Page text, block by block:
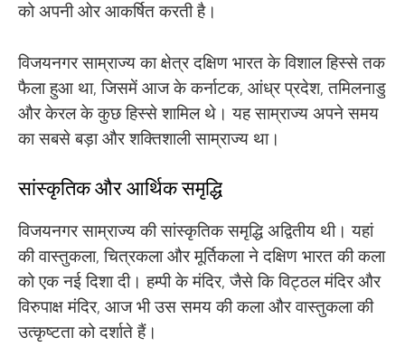
को अपनी ओर आकर्षित करती है।
विजयनगर साम्राज्य का क्षेत्र दक्षिण भारत के विशाल हिस्से तक
फैला हुआ था, जिसमें आज के कर्नाटक, आंध्र प्रदेश, तमिलनाडु
और केरल के कुछ हिस्से शामिल थे। यह साम्राज्य अपने समय
का सबसे बड़ा और शक्तिशाली साम्राज्य था।
सांस्कृतिक और आर्थिक समृद्धि
विजयनगर साम्राज्य की सांस्कृतिक समृद्धि अद्वितीय थी। यहां
की वास्तुकला, चित्रकला और मूर्तिकला ने दक्षिण भारत की कला
को एक नई दिशा दी। हम्पी के मंदिर, जैसे कि विट्ठल मंदिर और
विरुपाक्ष मंदिर, आज भी उस समय की कला और वास्तुकला की
उत्कृष्टता को दर्शाते हैं।